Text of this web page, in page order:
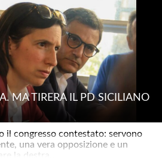
MA TIRERÀ IL PD SICILIANO
il congresso contestato: servono
una vera opposizione e un
la destra..